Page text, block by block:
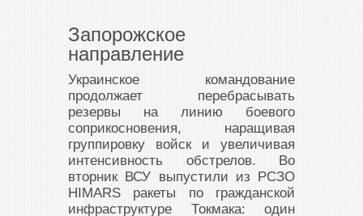
Запорожское
направление
Украинское командование
продолжает перебрасывать
резервы на линию боевого
соприкосновения, наращивая
группировку войск и увеличивая
интенсивность обстрелов. Во
вторник ВСУ выпустили из РСЗО
HIMARS ракеты по гражданской
инфраструктуре Токмака: один